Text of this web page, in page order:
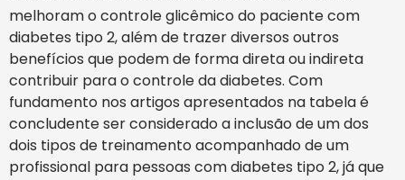
melhoram o controle glicêmico do paciente com
diabetes tipo 2, além de trazer diversos outros
benefícios que podem de forma direta ou indireta
contribuir para o controle da diabetes. Com
fundamento nos artigos apresentados na tabela é
concludente ser considerado a inclusão de um dos
dois tipos de treinamento acompanhado de um
profissional para pessoas com diabetes tipo 2, já que